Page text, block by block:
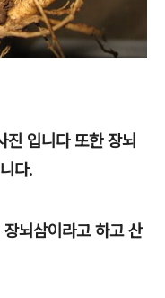
진 입니다 또한 장뇌
다.
뇌삼이라고 하고 산